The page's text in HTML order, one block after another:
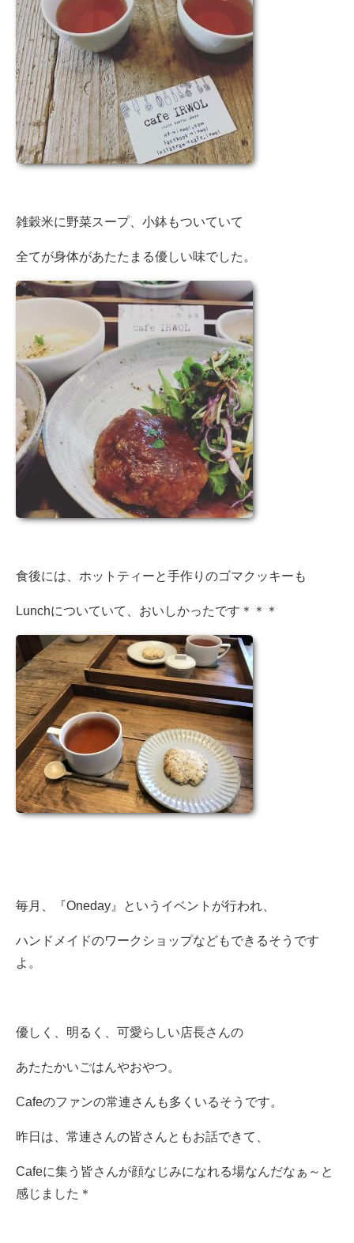
雑穀米に野菜スープ、小鉢もついていて
全てが身体があたたまる優しい味でした。
食後には、ホットティーと手作りのゴマクッキーも
Lunchについていて、おいしかったです＊＊＊
毎月、『Oneday』というイベントが行われ、
ハンドメイドのワークショップなどもできるそうです
よ。
優しく、明るく、可愛らしい店長さんの
あたたかいごはんやおやつ。
Cafeのファンの常連さんも多くいるそうです。
昨日は、常連さんの皆さんともお話できて、
Cafeに集う皆さんが顔なじみになれる場なんだなぁ～と
感じました＊